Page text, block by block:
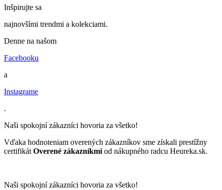
Inšpirujte sa
najnovšími trendmi a kolekciami.
Denne na našom
Facebooku
a
Instagrame
.
Naši spokojní zákazníci hovoria za všetko!
Vďaka hodnoteniam overených zákazníkov sme získali prestížny
certifikát Overené zákazníkmi od nákupného radcu Heureka.sk.
Naši spokojní zákazníci hovoria za všetko!